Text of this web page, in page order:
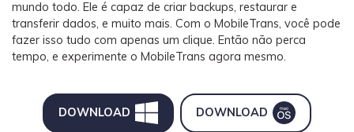
mundo todo. Ele é capaz de criar backups, restaurar e
transferir dados, e muito mais. Com o MobileTrans, você pode
fazer isso tudo com apenas um clique. Então não perca
tempo, e experimente o MobileTrans agora mesmo.
DOWNLOAD DOWNLOAD